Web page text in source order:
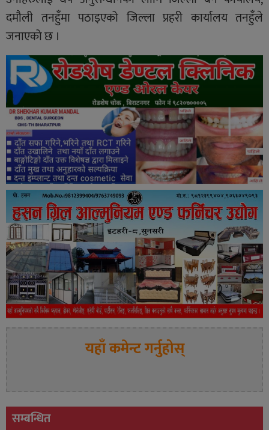
दमौली तनहुँमा पठाइएको जिल्ला प्रहरी कार्यालय तनहुँले
जनाएको छ ।
यहाँ कमेन्ट गर्नुहोस्
सम्बन्धित